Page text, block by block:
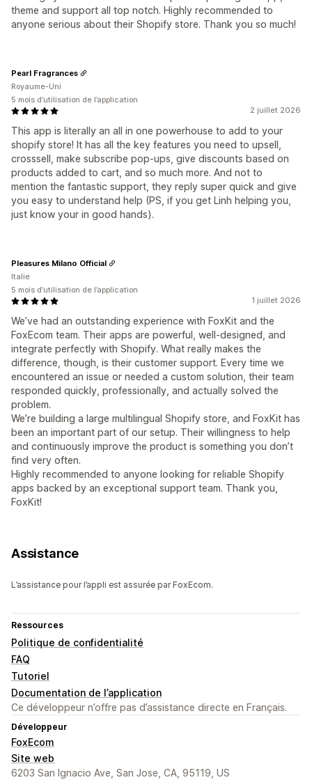
theme and support all top notch. Highly recommended to
anyone serious about their Shopify store. Thank you so much!
2 juillet 2026
This app is literally an all in one powerhouse to add to your
shopify store! It has all the key features you need to upsell,
crosssell, make subscribe pop-ups, give discounts based on
products added to cart, and so much more. And not to
mention the fantastic support, they reply super quick and give
you easy to understand help (PS, if you get Linh helping you,
just know your in good hands).
Pearl Fragrances
Royaume-Uni
5 mois d’utilisation de l’application
1 juillet 2026
We’ve had an outstanding experience with FoxKit and the
FoxEcom team. Their apps are powerful, well-designed, and
integrate perfectly with Shopify. What really makes the
difference, though, is their customer support. Every time we
encountered an issue or needed a custom solution, their team
responded quickly, professionally, and actually solved the
problem.
We’re building a large multilingual Shopify store, and FoxKit has
been an important part of our setup. Their willingness to help
and continuously improve the product is something you don’t
find very often.
Highly recommended to anyone looking for reliable Shopify
apps backed by an exceptional support team. Thank you,
FoxKit!
Pleasures Milano Official
Italie
5 mois d’utilisation de l’application
Assistance
L’assistance pour l’appli est assurée par FoxEcom.
Ressources
Politique de confidentialité
FAQ
Tutoriel
Documentation de l’application
Ce développeur n’offre pas d’assistance directe en Français.
Développeur
FoxEcom
Site web
6203 San Ignacio Ave, San Jose, CA, 95119, US